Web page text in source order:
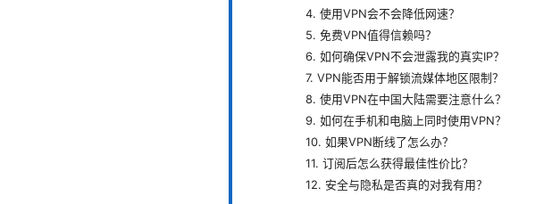
4. 使用VPN会不会降低网速？
5. 免费VPN值得信赖吗？
6. 如何确保VPN不会泄露我的真实IP？
7. VPN能否用于解锁流媒体地区限制？
8. 使用VPN在中国大陆需要注意什么？
9. 如何在手机和电脑上同时使用VPN？
10. 如果VPN断线了怎么办？
11. 订阅后怎么获得最佳性价比？
12. 安全与隐私是否真的对我有用？